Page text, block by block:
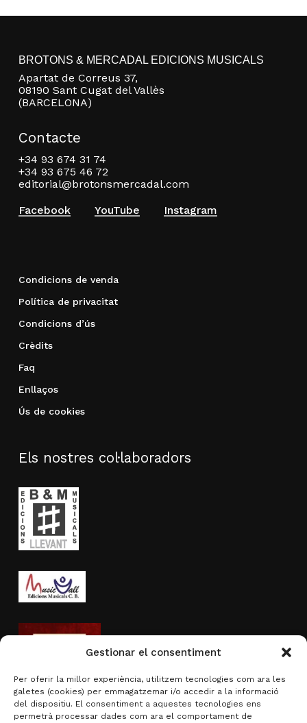
Gestionar el consentiment
Per oferir la millor experiència, utilitzem tecnologies com ara les
galetes (cookies) per emmagatzemar i/o accedir a la informació
del dispositiu. El consentiment a aquestes tecnologies ens
permetrà processar dades com ara el comportament de
BROTONS & MERCADAL EDICIONS MUSICALS
Apartat de Correus 37,
08190 Sant Cugat del Vallès
(BARCELONA)
Contacte
+34 93 674 31 74
+34 93 675 46 72
editorial@brotonsmercadal.com
Facebook
YouTube Instagram
Condicions de venda
Política de privacitat
Condicions d’ús
Crèdits
Faq
Enllaços
Ús de cookies
Els nostres col·laboradors